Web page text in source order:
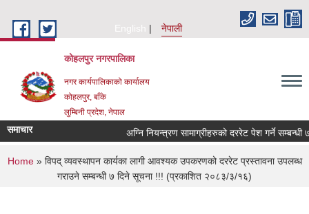
English
नेपाली
कोहलपुर नगरपालिका
नगर कार्यपालिकाको कार्यालय
कोहलपुर, बाँके
लुम्बिनी प्रदेश, नेपाल
समाचार
You are here
Home» विपद् व्यवस्थापन कार्यका लागी आवश्यक उपकरणको दररेट प्रस्तावना उपलब्ध
गराउने सम्बन्धी ७ दिने सूचना !!! (प्रकाशित २०८३/३/१६)